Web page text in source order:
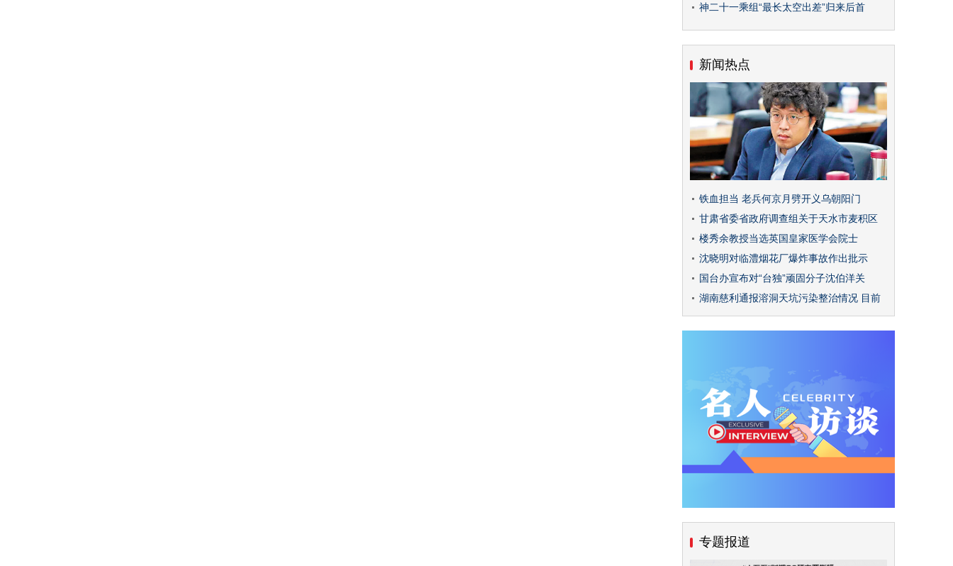
神二十一乘组“最长太空出差”归来后首
新闻热点
铁血担当 老兵何京月劈开义乌朝阳门
甘肃省委省政府调查组关于天水市麦积区
楼秀余教授当选英国皇家医学会院士
沈晓明对临澧烟花厂爆炸事故作出批示
国台办宣布对“台独”顽固分子沈伯洋关
湖南慈利通报溶洞天坑污染整治情况 目前
专题报道